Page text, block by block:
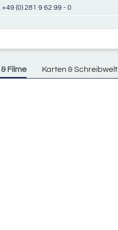
+49 (0) 281 9 62 99 - 0
Filme Karten & Schreibwelt